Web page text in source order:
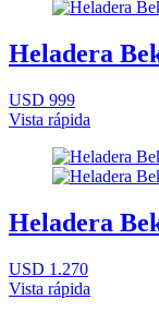
Heladera
USD 999
Vista rápida
Heladera
USD 1.270
Vista rápida